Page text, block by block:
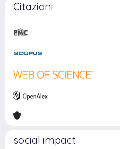
Citazioni
social impact